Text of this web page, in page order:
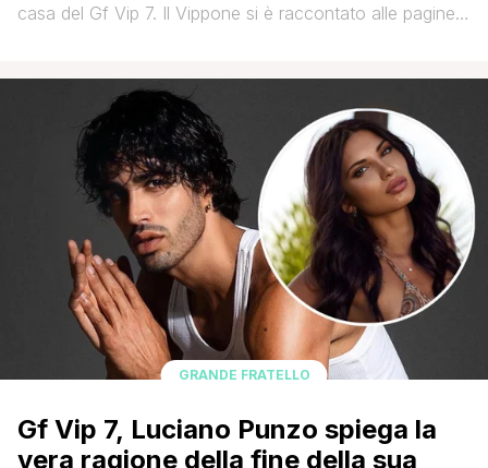
casa del Gf Vip 7. Il Vippone si è raccontato alle pagine
seconda battuta” non abbia instaurato sin da subito un
rapporto positivo con gli altri inquilini. Successivamente
però le cose [']
GRANDE FRATELLO
Gf Vip 7, Luciano Punzo spiega la
vera ragione della fine della sua